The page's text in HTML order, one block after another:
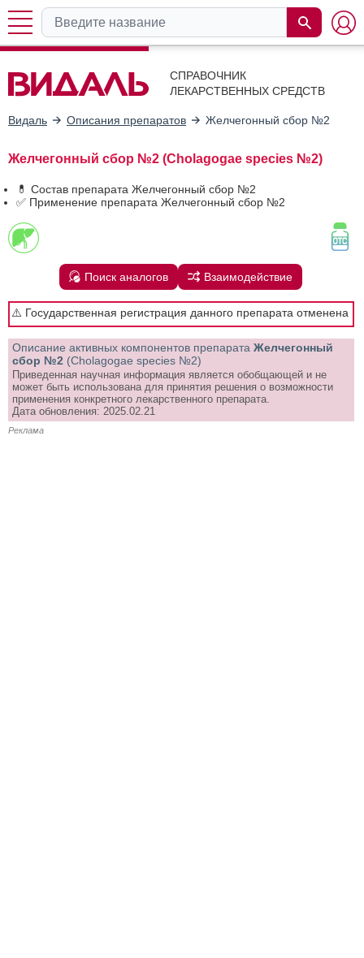
СПРАВОЧНИК
ЛЕКАРСТВЕННЫХ СРЕДСТВ
Видаль Описания препаратов Желчегонный сбор №2
Желчегонный сбор №2 (Cholagogae species №2)
💊 Состав препарата Желчегонный сбор №2
✅ Применение препарата Желчегонный сбор №2
Поиск аналогов Взаимодействие
⚠️ Государственная регистрация данного препарата отменена
Описание активных компонентов препарата Желчегонный
сбор №2 (Cholagogae species №2)
Приведенная научная информация является обобщающей и не
может быть использована для принятия решения о возможности
применения конкретного лекарственного препарата.
Дата обновления: 2025.02.21
Реклама